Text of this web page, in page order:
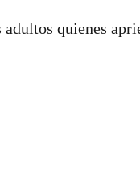
quienes